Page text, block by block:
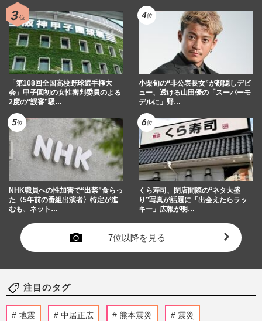
「第108回全国高校野球選手権大
会」甲子園初の女性審判委員のよる
2度の“誤審”騒…
小栗旬の“非公表長女”が顔隠しデビ
ュー、透ける山田優の「スーパーモ
デルに」野…
NHK職員への性加害で“出禁”食らっ
た〈5年前の番組出演者〉特定が進
むも、ネット…
くら寿司、閉店間際の“ネタ大盛
り”写真が話題に「出会えたらラッ
キー」広報が明…
7位以降を見る
注目のタグ
地震 中居正広 熊本震災 震災